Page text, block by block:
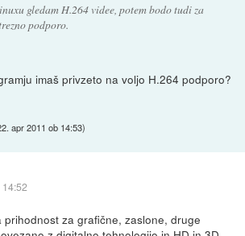
gledam H.264 videe, potem bodo tudi za
podporo.
imaš privzeto na voljo H.264 podporo?
apr 2011 ob 14:53)
prihodnost za grafične, zaslone, druge